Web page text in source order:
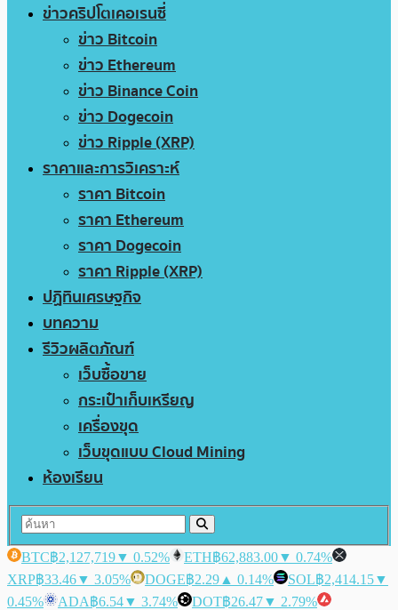
ข่าวคริปโตเคอเรนซี่
ข่าว Bitcoin
ข่าว Ethereum
ข่าว Binance Coin
ข่าว Dogecoin
ข่าว Ripple (XRP)
ราคาและการวิเคราะห์
ราคา Bitcoin
ราคา Ethereum
ราคา Dogecoin
ราคา Ripple (XRP)
ปฏิทินเศรษฐกิจ
บทความ
รีวิวผลิตภัณฑ์
เว็บซื้อขาย
กระเป๋าเก็บเหรียญ
เครื่องขุด
เว็บขุดแบบ Cloud Mining
ห้องเรียน
BTC฿2,127,719▼ 0.52% ETH฿62,883.00▼ 0.74%
XRP฿33.46▼ 3.05% DOGE฿2.29 ▲ 0.14% SOL฿2,414.15▼
0.45%
ADA฿6.54▼ 3.74% DOT฿26.47▼ 2.79%